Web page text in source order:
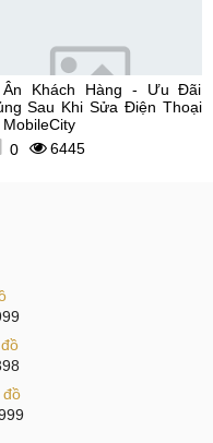
Ân Khách Hàng - Ưu Đãi
Sau Khi Sửa Điện Thoại
0
6445
đồ